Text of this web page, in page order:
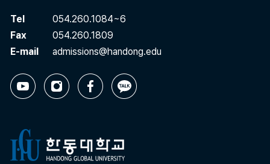
Tel
054.260.1084~6
Fax
054.260.1809
E-mail
admissions@handong.edu